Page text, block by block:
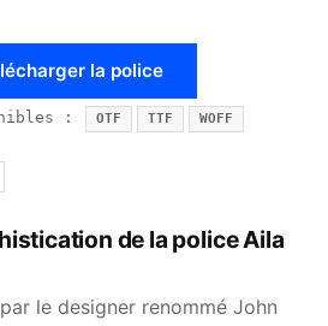
la police
: OTF TTF WOFF
de la police Aila
le designer renommé John